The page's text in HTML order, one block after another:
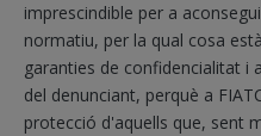
imprescindible per a
normatiu, per la qual cosa
garanties de confidencialitat i
del denunciant, perquè a
protecció d'aquells que, sent